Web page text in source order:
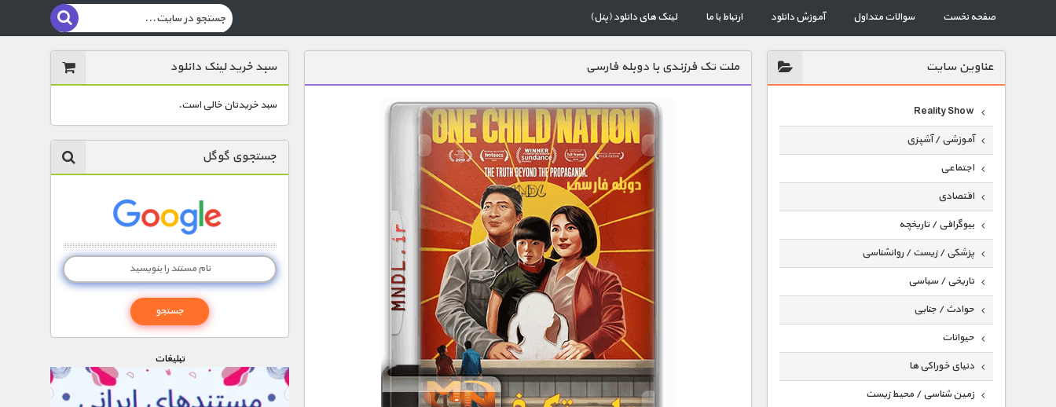
صفحه نخست سوالات متداول آموزش دانلود ارتباط با ما لینک های دانلود (پنل)
عناوين سايت
Reality Show
آموزشی / آشپزی
اجتماعی
اقتصادی
بیوگرافی / تاریخچه
پزشکی / زیست / روانشناسی
تاریخی / سیاسی
حوادث / جنایی
حیوانات
دنیای خوراکی ها
زمین شناسی / محیط زیست
ملت تک فرزندی با دوبله فارسی سبد خرید لینک دانلود
سبد خریدتان خالی است.
جستجوی گوگل
تبليغات